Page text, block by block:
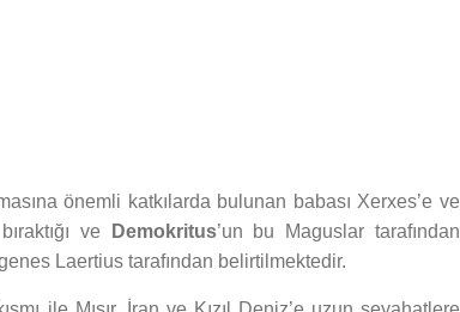
önemli katkılarda bulunan babası Xerxes’e ve
ve
Demokritus’un bu Maguslar tarafından
Laertius tarafından belirtilmektedir.